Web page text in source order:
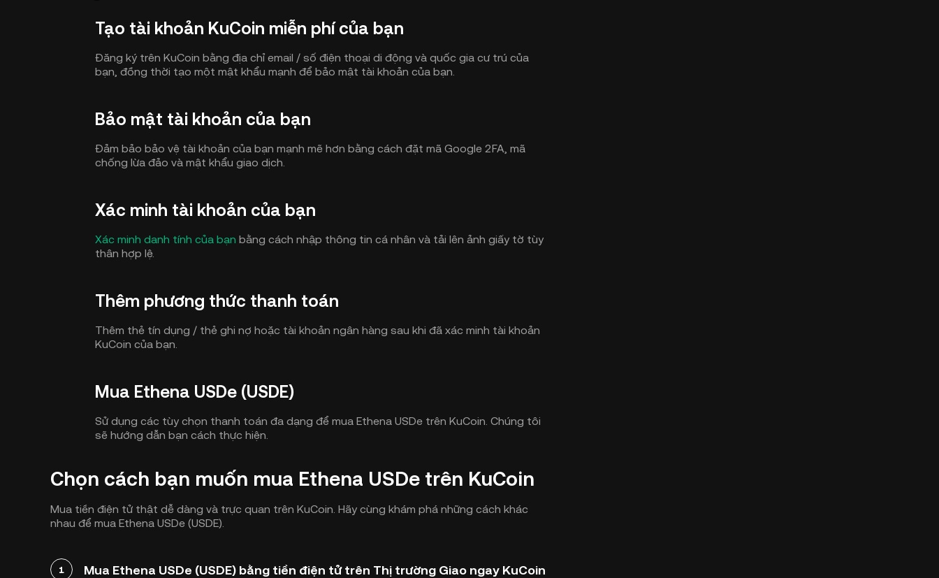
Tạo tài khoản KuCoin miễn phí của bạn
Đăng ký trên KuCoin bằng địa chỉ email / số điện thoại di động và quốc gia cư trú của
bạn, đồng thời tạo một mật khẩu mạnh để bảo mật tài khoản của bạn.
Bảo mật tài khoản của bạn
Đảm bảo bảo vệ tài khoản của bạn mạnh mẽ hơn bằng cách đặt mã Google 2FA, mã
chống lừa đảo và mật khẩu giao dịch.
Xác minh tài khoản của bạn
Xác minh danh tính của bạn bằng cách nhập thông tin cá nhân và tải lên ảnh giấy tờ tùy
thân hợp lệ.
Thêm phương thức thanh toán
Thêm thẻ tín dụng / thẻ ghi nợ hoặc tài khoản ngân hàng sau khi đã xác minh tài khoản
KuCoin của bạn.
Mua Ethena USDe (USDE)
Sử dụng các tùy chọn thanh toán đa dạng để mua Ethena USDe trên KuCoin. Chúng tôi
sẽ hướng dẫn bạn cách thực hiện.
Chọn cách bạn muốn mua Ethena USDe trên KuCoin
Mua tiền điện tử thật dễ dàng và trực quan trên KuCoin. Hãy cùng khám phá những cách khác
nhau để mua Ethena USDe (USDE).
1 Mua Ethena USDe (USDE) bằng tiền điện tử trên Thị trường Giao ngay KuCoin